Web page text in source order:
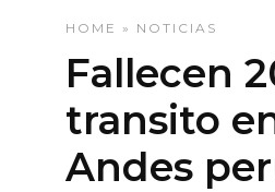
HOME » NOTICIAS
Fallecen
transito
Andes